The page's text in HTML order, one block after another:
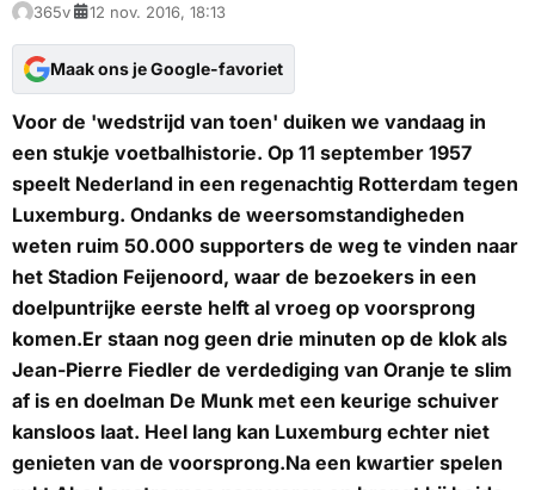
365v 12 nov. 2016, 18:13
Maak ons je Google-favoriet
Voor de 'wedstrijd van toen' duiken we vandaag in
een stukje voetbalhistorie. Op 11 september 1957
speelt Nederland in een regenachtig Rotterdam tegen
Luxemburg. Ondanks de weersomstandigheden
weten ruim 50.000 supporters de weg te vinden naar
het Stadion Feijenoord, waar de bezoekers in een
doelpuntrijke eerste helft al vroeg op voorsprong
komen.Er staan nog geen drie minuten op de klok als
Jean-Pierre Fiedler de verdediging van Oranje te slim
af is en doelman De Munk met een keurige schuiver
kansloos laat. Heel lang kan Luxemburg echter niet
genieten van de voorsprong.Na een kwartier spelen